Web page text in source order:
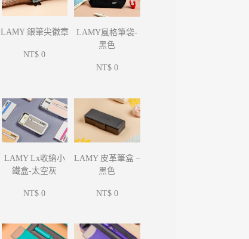
LAMY 銀筆尖徽章
NT$ 0
LAMY風格筆袋-
黑色
NT$ 0
LAMY Lx收納小
鐵盒-太空灰
NT$ 0
LAMY 皮革筆盒 –
黑色
NT$ 0